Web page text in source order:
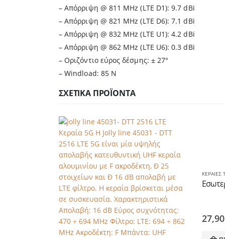
– Απόρριψη @ 811 MHz (LTE D1): 9.7 dBi
– Απόρριψη @ 821 MHz (LTE D6): 7.1 dBi
– Απόρριψη @ 832 MHz (LTE U1): 4.2 dBi
– Απόρριψη @ 862 MHz (LTE U6): 0.3 dBi
– Οριζόντιο εύρος δέσμης: ± 27°
– Windload: 85 N
ΣΧΕΤΙΚΆ ΠΡΟΪΌΝΤΑ
ΚΕΡΑΙΕΣ
27,90